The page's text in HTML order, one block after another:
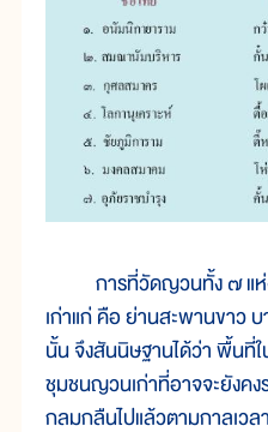
การที่วัดญวนทั้ง ๗ แห่ง
เก่าแก่ คือ ย่านสะพานขาว
นั้น จึงสันนิษฐานได้ว่า พื้นที่
ชุมชนญวนเก่าที่อาจจะยังค
กลมกลืนไปแล้วตามกาลเว